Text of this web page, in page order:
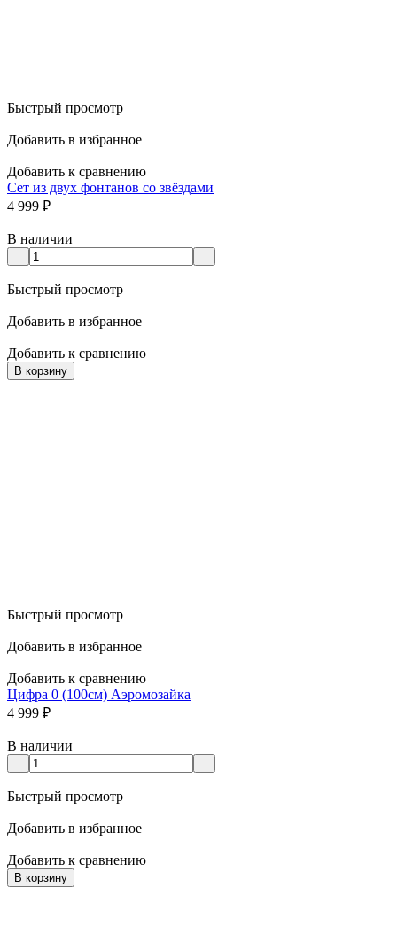
Быстрый просмотр
Добавить в избранное
Добавить к сравнению
Сет из двух фонтанов со звёздами
4 999 ₽
В наличии
Быстрый просмотр
Добавить в избранное
Добавить к сравнению
В корзину
Быстрый просмотр
Добавить в избранное
Добавить к сравнению
Цифра 0 (100см) Аэромозайка
4 999 ₽
В наличии
Быстрый просмотр
Добавить в избранное
Добавить к сравнению
В корзину